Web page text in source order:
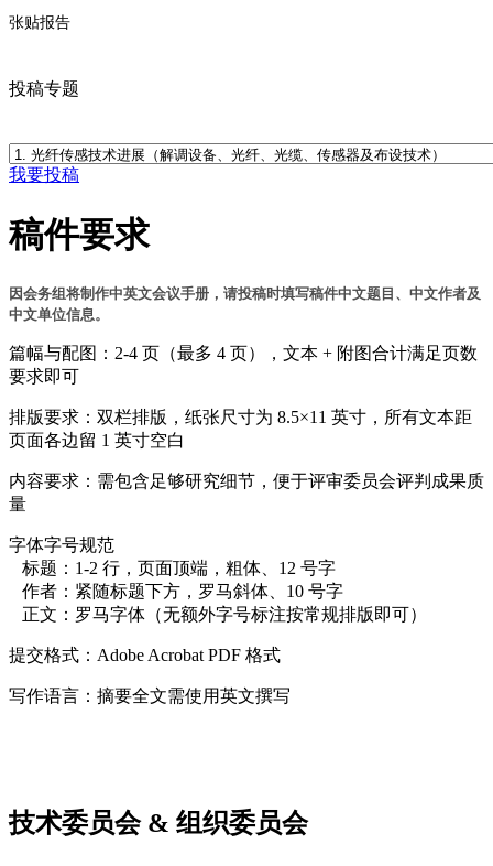
张贴报告
投稿专题
我要投稿
稿件要求
因会务组将制作中英文会议手册，请投稿时填写稿件中文题目、中文作者及
中文单位信息。
篇幅与配图：2-4 页（最多 4 页），文本 + 附图合计满足页数
要求即可
版要求：双栏排版，纸张尺寸为 8.5×11 英寸，所有文本距
页面各边留 1 英寸空白
容要求：需包含足够研究细节，便于评审委员会评判成果质
量
体字号规范
标题：1-2 行，页面顶端，粗体、12 号字
作者：紧随标题下方，罗马斜体、10 号字
正文：罗马字体（无额外字号标注按常规排版即可）
交格式：Adobe Acrobat PDF 格式
作语言：摘要全文需使用英文撰写
技术委员会 & 组织委员会